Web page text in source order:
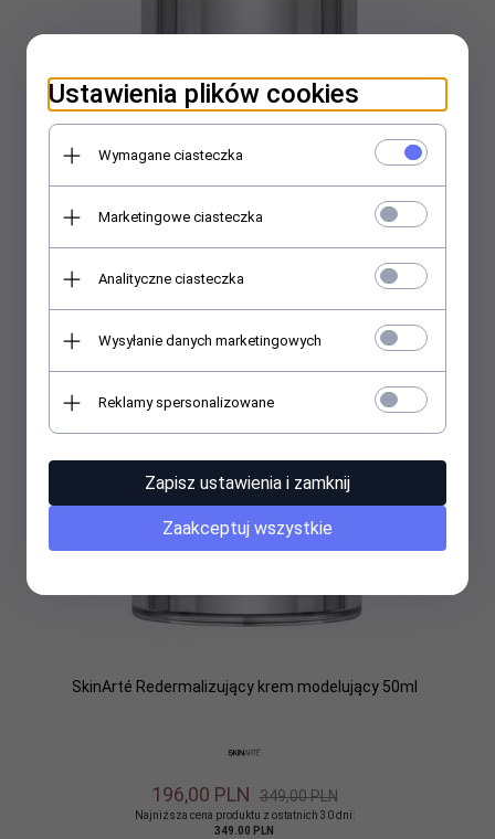
SkinArté Biostymulujący krem przeciwzmarszczkowy 50ml
244,30PLN
Najniższa cena produktu z ostatnich 30 dni:
Promocja
SkinArté Redermalizujący krem modelujący 50ml
196,00 PLN 349,00 PLN
Najniższa cena produktu z ostatnich 30 dni:
349.00 PLN
Ustawienia plików cookies
Wymagane ciasteczka
Marketingowe ciasteczka
Analityczne ciasteczka
Wysyłanie danych marketingowych
Reklamy spersonalizowane
Zapisz ustawienia i zamknij
Zaakceptuj wszystkie